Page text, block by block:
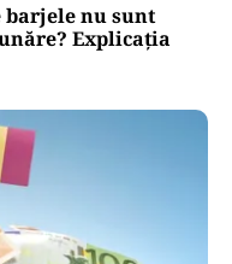
barjele nu sunt
Explicația